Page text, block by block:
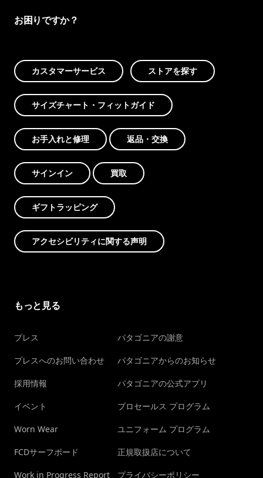
お困りですか？
カスタマーサービス ストアを探す
サイズチャート・フィットガイド
お手入れと修理 返品・交換
サインイン 買取
ギフトラッピング
アクセシビリティに関する声明
もっと見る
プレス
プレスへのお問い合わせ
採用情報
イベント
Worn Wear
FCDサーフボード
Work in Progress Report
パタゴニアの謝意
パタゴニアからのお知らせ
パタゴニアの公式アプリ
プロセールス プログラム
ユニフォーム プログラム
正規取扱店について
プライバシーポリシー